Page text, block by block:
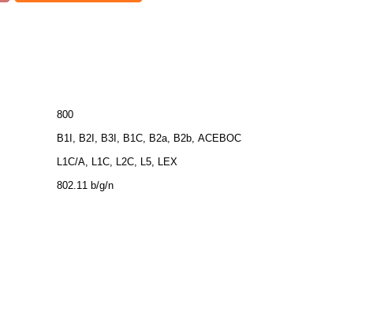
800
B1I, B2I, B3I, B1C, B2a, B2b, ACEBOC
L1C/A, L1C, L2C, L5, LEX
802.11 b/g/n